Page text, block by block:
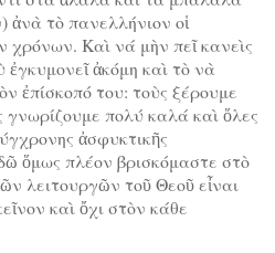
ἀνὰ τὸ πανελλήνιον οἱ
χρόνων. Καὶ νά μὴν πεῖ κανεὶς
ἐγκυμονεῖ ἀκόμη καὶ τὸ νὰ
ἐπίσκοπό του: τοὺς ξέρουμε
πολύ καλά καὶ ὅλες
ἀσφυκτικῆς
ὅμως πλέον βρισκόμαστε στὸ
λειτουργῶν τοῦ Θεοῦ εἶναι
καὶ ὄχι στὸν κάθε